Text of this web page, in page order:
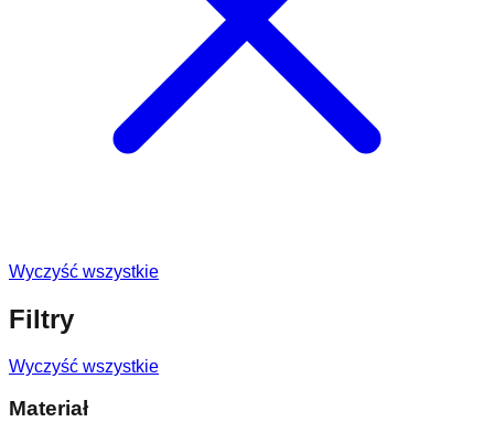
Wyczyść wszystkie
Filtry
Wyczyść wszystkie
Materiał